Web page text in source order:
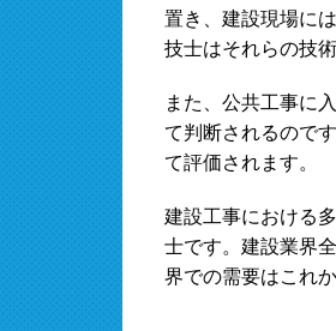
置き、建設現場に
技士はそれらの技
また、公共工事に
て判断されるので
て評価されます。
建設工事における
士です。建設業界
界での需要はこれ